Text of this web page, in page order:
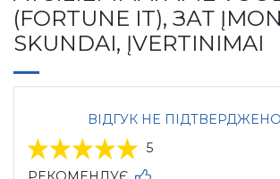
(FORTUNE IT), ЗАТ
SKUNDAI, ĮVERTINIMAI
ВІДГУК НЕ ПІДТВЕРДЖЕНО
5